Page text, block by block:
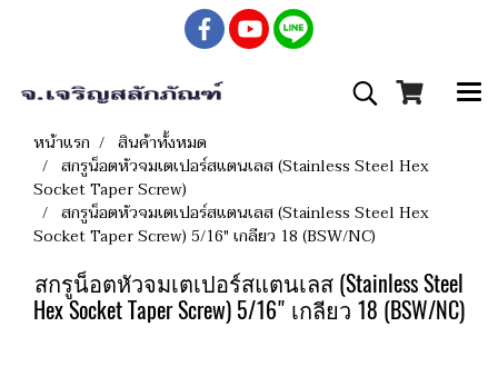
หน้าแรก
สินค้าทั้งหมด
สกรูน็อตหัวจมเตเปอร์สแตนเลส (Stainless Steel Hex
Socket Taper Screw)
สกรูน็อตหัวจมเตเปอร์สแตนเลส (Stainless Steel Hex
Socket Taper Screw) 5/16" เกลียว 18 (BSW/NC)
สกรูน็อตหัวจมเตเปอร์สแตนเลส (Stainless Steel
Hex Socket Taper Screw) 5/16" เกลียว 18 (BSW/NC)